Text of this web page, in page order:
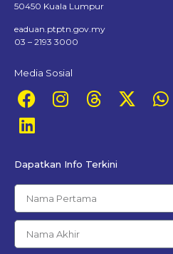
50450 Kuala Lumpur
eaduan.ptptn.gov.my
03 – 2193 3000
Media Sosial
Dapatkan Info Terkini